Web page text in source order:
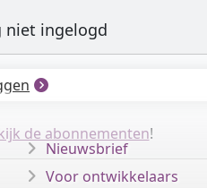
niet ingelogd
de abonnementen!
Nieuwsbrief
Voor ontwikkelaars